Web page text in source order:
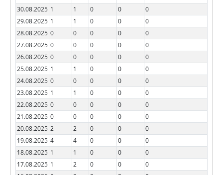
30.08.2025 1 1 0 0
0
29.08.2025 1 1 0 0
0
28.08.2025 0 0 0 0
0
27.08.2025 0 0 0 0
0
26.08.2025 0 0 0 0
0
25.08.2025 1 1 0 0
0
24.08.2025 0 0 0 0
0
23.08.2025 1 1 0 0
0
22.08.2025 0 0 0 0
0
21.08.2025 0 0 0 0
0
20.08.2025 2 2 0 0
0
19.08.2025 4 4 0 0
0
18.08.2025 1 1 0 0
0
17.08.2025 1 2 0 0
0